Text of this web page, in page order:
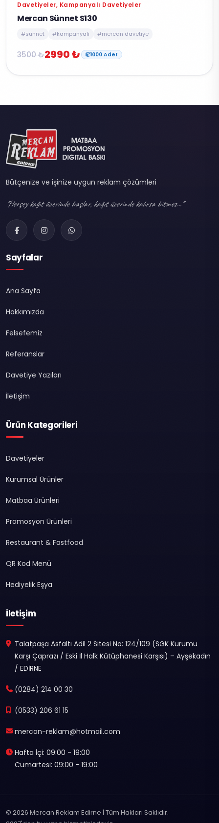
Davetiyeler, Kampanyalı Davetiyeler
Mercan Sünnet S130
#sünnet #kampanyali #mercan davetiye
3500 ₺2990 ₺ 1000 Adet
Bütçenize ve işinize uygun reklam çözümleri
"Herşey kağıt üzerinde başlar, kağıt üzerinde kalırsa bitmez..."
Sayfalar
Ana Sayfa
Hakkımızda
Felsefemiz
Referanslar
Davetiye Yazıları
İletişim
Ürün Kategorileri
Davetiyeler
Kurumsal Ürünler
Matbaa Ürünleri
Promosyon Ürünleri
Restaurant & Fastfood
QR Kod Menü
Hediyelik Eşya
İletişim
Talatpaşa Asfaltı Adil 2 Sitesi No: 124/109 (SGK Kurumu
Karşı Çaprazı / Eski İl Halk Kütüphanesi Karşısı) – Ayşekadın
/ EDİRNE
(0284) 214 00 30
(0533) 206 61 15
mercan-reklam@hotmail.com
Hafta İçi: 09:00 - 19:00
Cumartesi: 09:00 - 19:00
© 2026 Mercan Reklam Edirne | Tüm Hakları Saklıdır.